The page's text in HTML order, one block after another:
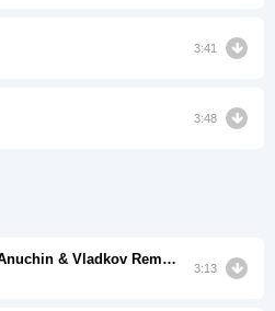
3:41
3:48
Жёлтое Такси (D. Anuchin & Vladkov Remix)
3:13